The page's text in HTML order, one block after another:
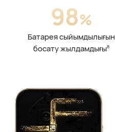
98%
Батарея сыйымдылығын
босату жылдамдығы8